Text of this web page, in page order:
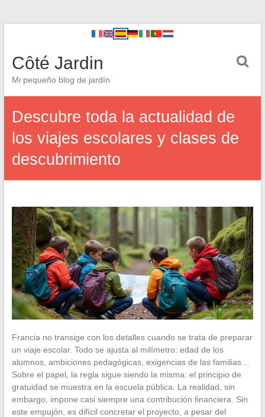
Côté Jardin
Mi pequeño blog de jardín
Descubre toda la actualidad de
los viajes escolares y clases de
descubrimiento
Francia no transige con los detalles cuando se trata de preparar
un viaje escolar. Todo se ajusta al milímetro: edad de los
alumnos, ambiciones pedagógicas, exigencias de las familias…
Sobre el papel, la regla sigue siendo la misma: el principio de
gratuidad se muestra en la escuela pública. La realidad, sin
embargo, impone casi siempre una contribución financiera. Sin
este empujón, es difícil concretar el proyecto, a pesar del